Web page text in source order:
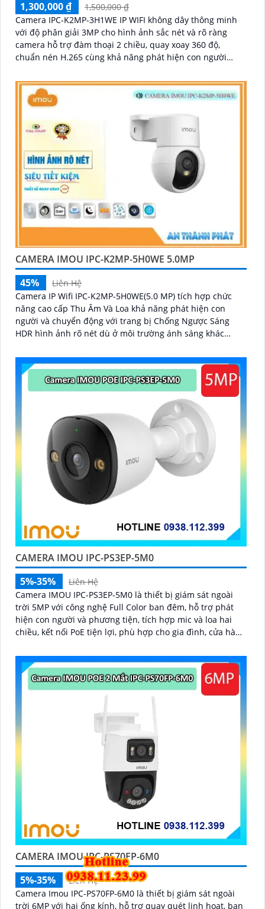
1,300,000 ₫
1,500,000 ₫
Camera IPC-K2MP-3H1WE IP WIFI không dây thông minh
với độ phân giải 3MP cho hình ảnh sắc nét và rõ ràng
camera hỗ trợ đàm thoại 2 chiều, quay xoay 360 độ,
chuẩn nén H.265 cùng khả năng phát hiện con người
CAMERA IMOU IPC-K2MP-5H0WE 5.0MP
45%
Liên Hệ
Camera IP Wifi IPC-K2MP-5H0WE(5.0 MP) tích hợp chức
năng cao cấp Thu Âm Và Loa khả năng phát hiện con
người và chuyển động với trang bị Chống Ngược Sáng
HDR hình ảnh rõ nét dù ở môi trường ánh sáng khác
đêm mang lại hình ảnh sắc nét
CAMERA IMOU IPC-PS3EP-5M0
5%-35%
Liên Hệ
Camera IMOU IPC-PS3EP-5M0 là thiết bị giám sát ngoài
trời 5MP với công nghệ Full Color ban đêm, hỗ trợ phát
hiện con người và phương tiện, tích hợp mic và loa hai
chiều, kết nối PoE tiện lợi, phù hợp cho gia đình, cửa hàng
CAMERA IMOU IPC-PS70FP-6M0
5%-35%
Liên Hệ
Camera Imou IPC-PS70FP-6M0 là thiết bị giám sát ngoài
trời 6MP với hai ống kính, hỗ trợ quay quét linh hoạt, ban